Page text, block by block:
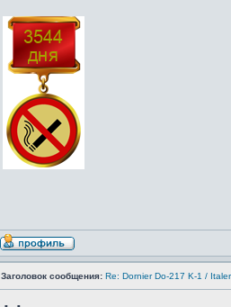
Заголовок сообщения: Re: Dornier Do-217 K-1 /